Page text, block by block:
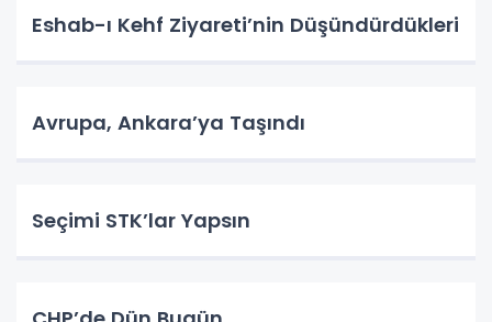
Eshab-ı Kehf Ziyareti’nin Düşündürdükleri
Avrupa, Ankara’ya Taşındı
Seçimi STK’lar Yapsın